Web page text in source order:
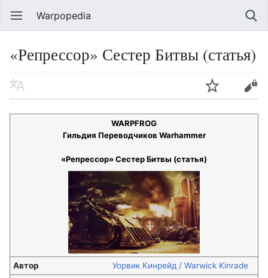
Warpopedia
«Репрессор» Сестер Битвы (статья)
WARPFROG
Гильдия Переводчиков Warhammer
«Репрессор» Сестер Битвы (статья)
Автор
Уорвик Кинрейд / Warwick Kinrade